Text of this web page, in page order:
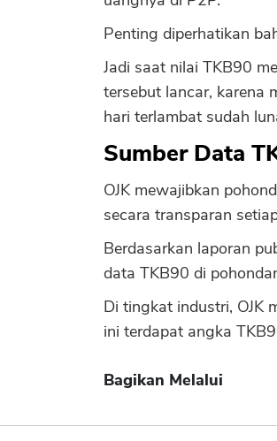
Penting diperhatikan
Jadi saat nilai TKB90
tersebut lancar, karena
hari terlambat sudah
Sumber Data
OJK mewajibkan
secara transparan
Berdasarkan laporan
data TKB90 di
Di tingkat industri, OJK
ini terdapat angka
Bagikan Melalui